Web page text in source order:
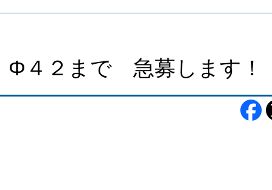
４２まで 急募します！